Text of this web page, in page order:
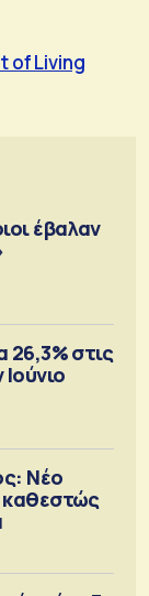
of Living
έβαλαν
στις
Νέο
καθεστώς